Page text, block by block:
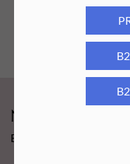
Newsy Aba
Bądź na bieżąco i łap